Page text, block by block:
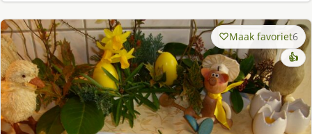
Maak favoriet6
👍